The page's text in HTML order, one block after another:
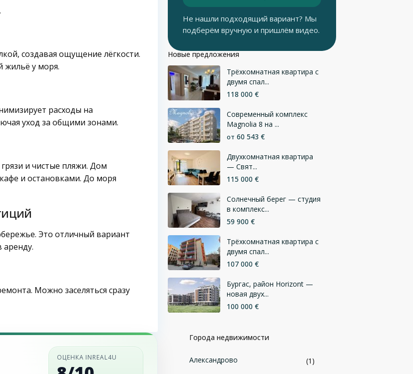
создавая ощущение лёгкости.
жильё у моря.
расходы на
уход за общими зонами.
и чистые пляжи. Дом
и остановками. До моря
Это отличный вариант
аренду.
Можно заселяться сразу
ОЦЕНКА INREAL4U
Не нашли подходящий вариант? Мы
подберём вручную и пришлём видео.
Новые предложения
Трёхкомнатная квартира с
двумя спал...
118 000 €
Современный комплекс
Magnolia 8 на ...
от 60 543 €
Двухкомнатная квартира
— Свят...
115 000 €
Солнечный берег — студия
в комплекс...
59 900 €
Трёхкомнатная квартира с
двумя спал...
107 000 €
Бургас, район Horizont —
новая двух...
100 000 €
Города недвижимости
Александрово (1)